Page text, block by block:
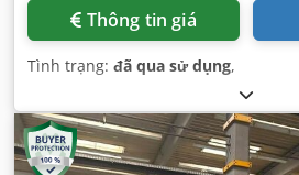
Thông tin giá
Tình trạng: đã qua sử dụng,